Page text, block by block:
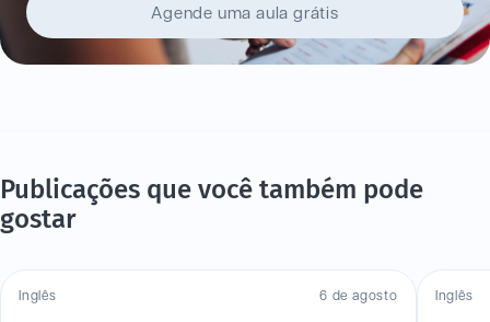
Agende uma aula grátis
Publicações que você também pode
gostar
Inglês 6 de agosto Inglês